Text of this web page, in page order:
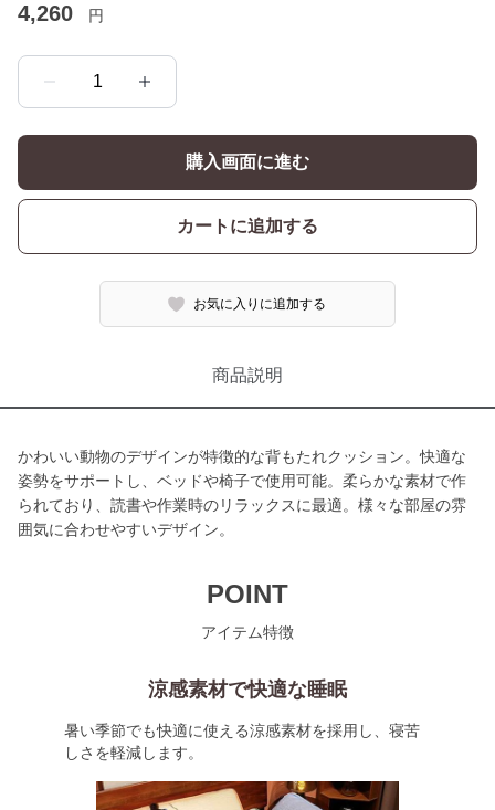
4,260 円
1
購入画面に進む
カートに追加する
お気に入りに追加する
商品説明
かわいい動物のデザインが特徴的な背もたれクッション。快適な
姿勢をサポートし、ベッドや椅子で使用可能。柔らかな素材で作
られており、読書や作業時のリラックスに最適。様々な部屋の雰
囲気に合わせやすいデザイン。
POINT
アイテム特徴
涼感素材で快適な睡眠
暑い季節でも快適に使える涼感素材を採用し、寝苦
しさを軽減します。